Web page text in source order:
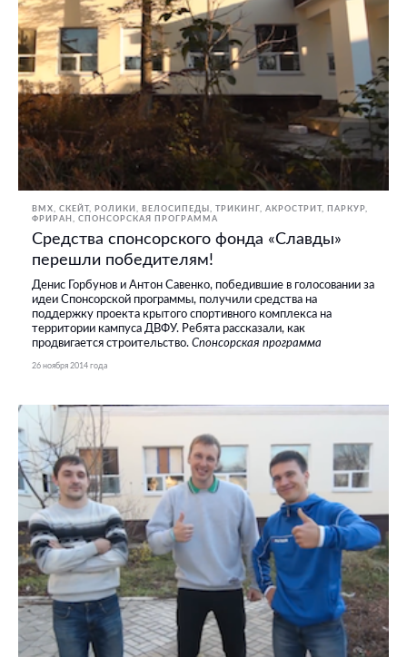
BMX, СКЕЙТ, РОЛИКИ ВЕЛОСИПЕДЫ
ТРИКИНГ, АКРОСТРИТ, ПАРКУР,
ФРИРАН
СПОНСОРСКАЯ ПРОГРАММА
Средства спонсорского фонда «Славды»
перешли победителям!
Денис Горбунов и Антон Савенко, победившие в голосовании за
идеи Спонсорской программы, получили средства на
поддержку проекта крытого спортивного комплекса на
территории кампуса ДВФУ. Ребята рассказали, как
продвигается строительство. Спонсорская программа
26 ноября 2014 года